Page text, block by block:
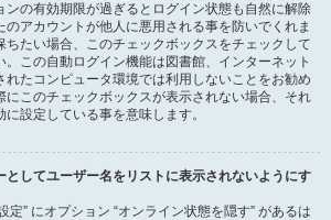
ンの有効期限が過ぎるとログイン状態も自然に解除
のアカウントが他人に悪用される事を防いでくれま
ちたい場合、このチェックボックスをチェックして
この自動ログイン機能は図書館、インターネット
れたコンピュータ環境では利用しないことをお勧め
にこのチェックボックスが表示されない場合、それ
設定している事を意味します。
としてユーザー名をリストに表示されないようにす
定” にオプション “オンライン状態を隠す” があるは